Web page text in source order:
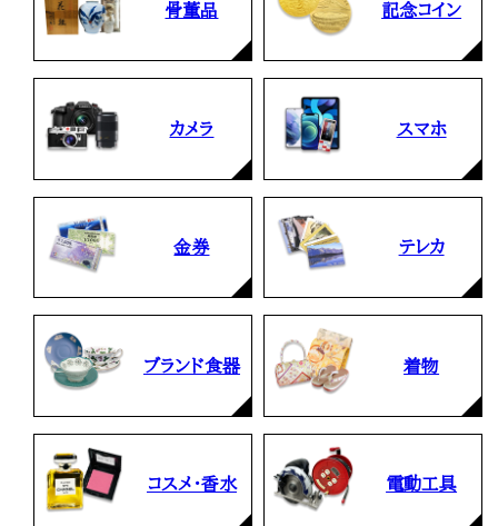
骨董品 記念コイン
カメラ スマホ
金券 テレカ
ブランド食器 着物
コスメ・香水 電動工具